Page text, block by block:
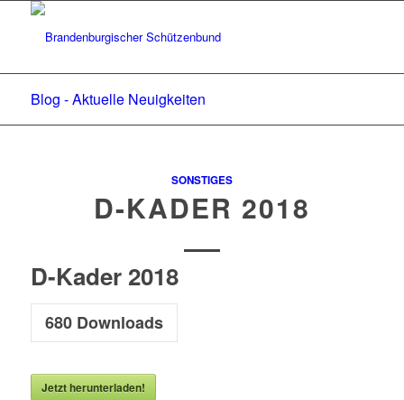
Blog - Aktuelle Neuigkeiten
SONSTIGES
D-KADER 2018
D-Kader 2018
680Downloads
Jetzt herunterladen!